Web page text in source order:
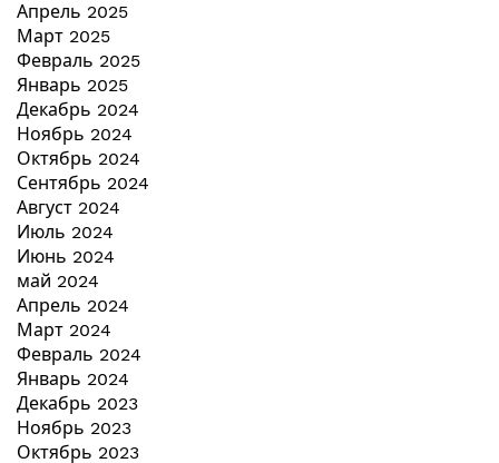
Апрель 2025
Март 2025
Февраль 2025
Январь 2025
Декабрь 2024
Ноябрь 2024
Октябрь 2024
Сентябрь 2024
Август 2024
Июль 2024
Июнь 2024
май 2024
Апрель 2024
Март 2024
Февраль 2024
Январь 2024
Декабрь 2023
Ноябрь 2023
Октябрь 2023